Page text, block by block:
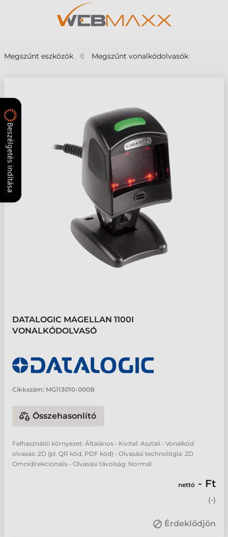
Megszűnt eszközök Megszűnt vonalkódolvasók
DATALOGIC MAGELLAN 1100I
VONALKÓDOLVASÓ
Cikkszám: MG113010-000B
Összehasonlító
Felhasználói környezet: Általános • Kivitel: Asztali • Vonalkód
olvasás: 2D (pl. QR kód, PDF kód) • Olvasási technológia: 2D
Omnidirekcionalis • Olvasási távolság: Normál
nettó - Ft
(-)
Érdeklődjön
Beszélgetés indítása